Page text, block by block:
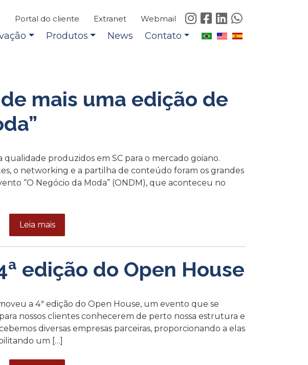
Produtos News Contato
Portal do cliente Extranet Webmail
mais uma edição de
produzidos em SC para o mercado goiano.
o networking e a partilha de conteúdo foram os grandes
“O Negócio da Moda” (ONDM), que aconteceu no
Leia mais
edição do Open House
a 4ª edição do Open House, um evento que se
nossos clientes conhecerem de perto nossa estrutura e
diversas empresas parceiras, proporcionando a elas
um […]